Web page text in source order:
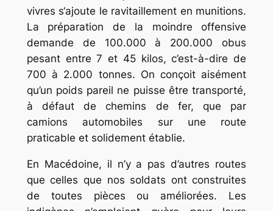
vivres s‘ajoute le ravitaillement en munitions.
La préparation de la moindre offensive
demande de 100.000 à 200.000 obus
pesant entre 7 et 45 kilos, c’est-à-dire de
700 à 2.000 tonnes. On conçoit aisément
qu’un poids pareil ne puisse être transporté,
à défaut de chemins de fer, que par
camions automobiles sur une route
praticable et solidement établie.
En Macédoine, il n’y a pas d’autres routes
que celles que nos soldats ont construites
de toutes pièces ou améliorées. Les